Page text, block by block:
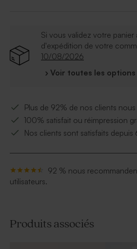
Si vous validez votre panier
d'expédition de votre
10/08/2026
› Voir toutes les
Plus de 92% de nos clients
100% satisfait ou réimpression
Nos clients sont satisfaits depuis
92 % nous
utilisateurs.
Produits associés